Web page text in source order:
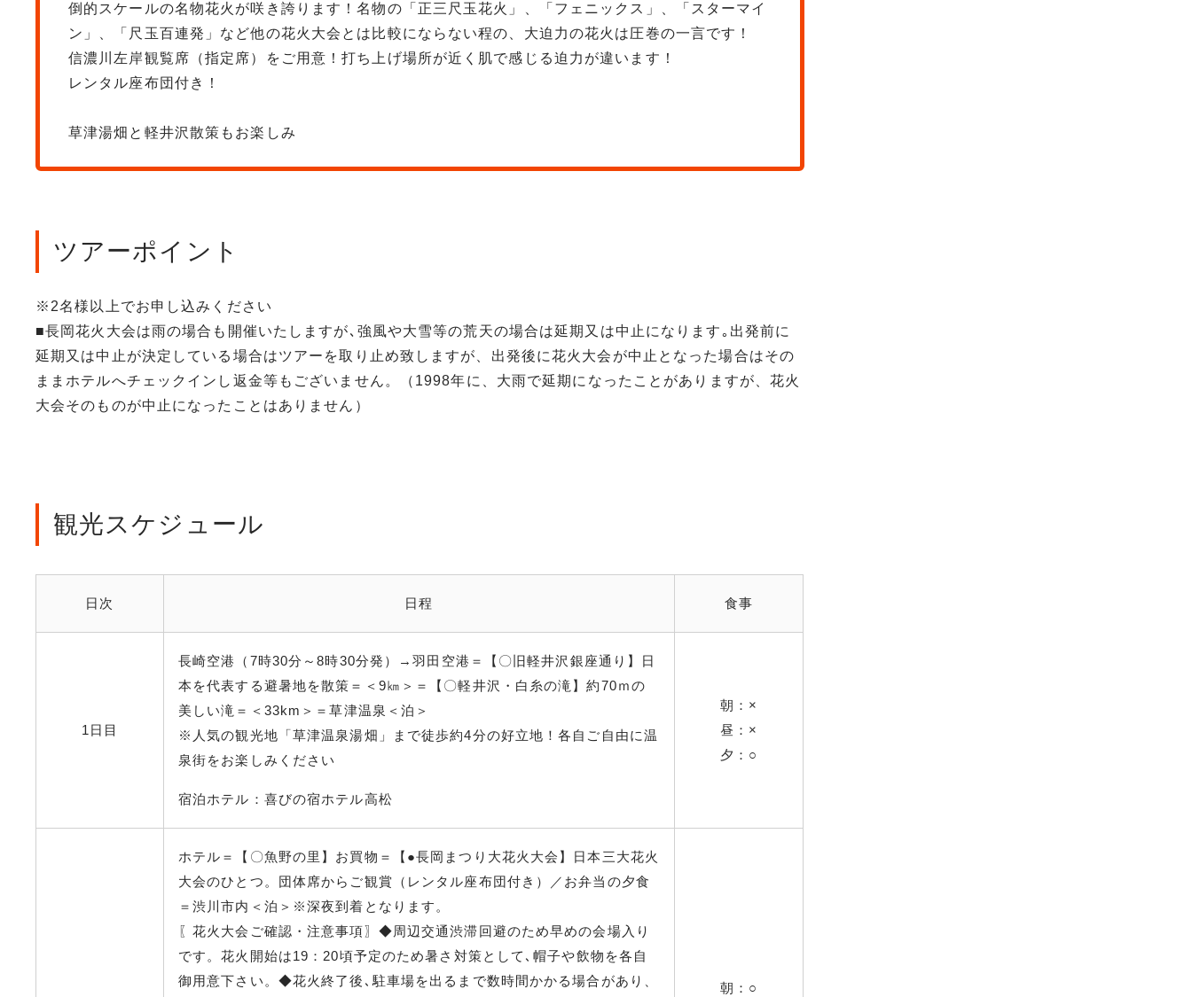
倒的スケールの名物花火が咲き誇ります！名物の「正三尺玉花火」、「フェニックス」、「スターマイ
ン」、「尺玉百連発」など他の花火大会とは比較にならない程の、大迫力の花火は圧巻の一言です！
信濃川左岸観覧席（指定席）をご用意！打ち上げ場所が近く肌で感じる迫力が違います！
レンタル座布団付き！
草津湯畑と軽井沢散策もお楽しみ
ツアーポイント
※2名様以上でお申し込みください
■長岡花火大会は雨の場合も開催いたしますが､強風や大雪等の荒天の場合は延期又は中止になります｡出発前に
延期又は中止が決定している場合はツアーを取り止め致しますが、出発後に花火大会が中止となった場合はその
ままホテルへチェックインし返金等もございません。（1998年に、大雨で延期になったことがありますが、花火
大会そのものが中止になったことはありません）
観光スケジュール
日次 日程 食事
1日目
長崎空港（7時30分～8時30分発）→羽田空港＝【〇旧軽井沢銀座通り】日
本を代表する避暑地を散策＝＜9㎞＞＝【〇軽井沢・白糸の滝】約70ｍの
美しい滝＝＜33km＞＝草津温泉＜泊＞
※人気の観光地「草津温泉湯畑」まで徒歩約4分の好立地！各自ご自由に温
泉街をお楽しみください
宿泊ホテル：喜びの宿ホテル高松
朝：×
昼：×
夕：○
ホテル＝【〇魚野の里】お買物＝【●長岡まつり大花火大会】日本三大花火
大会のひとつ。団体席からご観賞（レンタル座布団付き）／お弁当の夕食
＝渋川市内＜泊＞※深夜到着となります。
〖花火大会ご確認・注意事項〗◆周辺交通渋滞回避のため早めの会場入り
です。花火開始は19：20頃予定のため暑さ対策として､帽子や飲物を各自
御用意下さい。◆花火終了後､駐車場を出るまで数時間かかる場合があり、
朝：○